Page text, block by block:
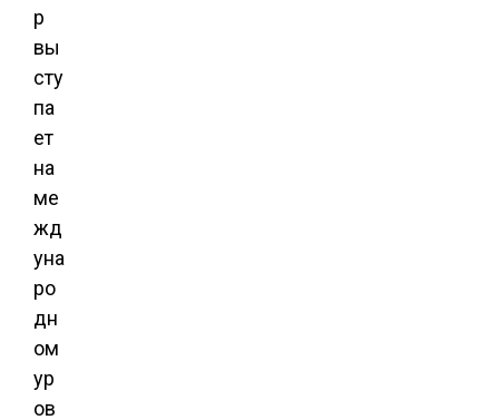
р
вы
сту
па
ет
на
ме
жд
уна
ро
дн
ом
ур
ов